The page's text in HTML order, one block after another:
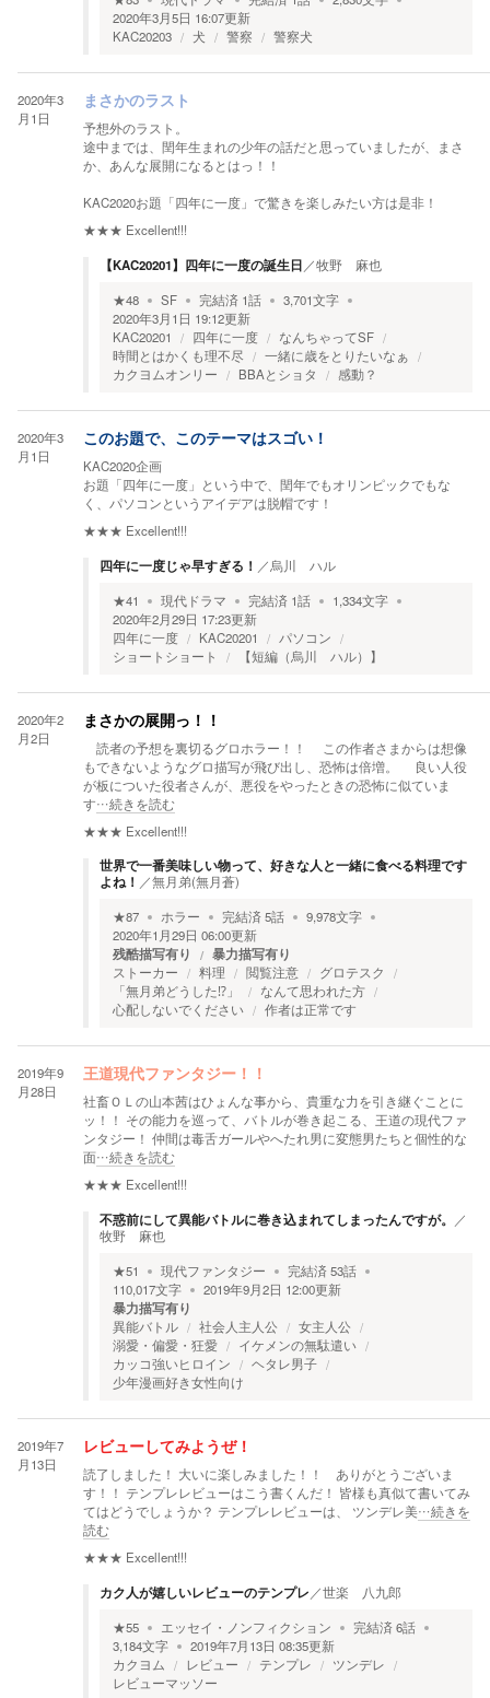
2020年3月5日 16:07更新
KAC20203
犬 警察 警察犬
2020年3
月1日
まさかのラスト
予想外のラスト。
途中までは、閏年生まれの少年の話だと思っていましたが、まさ
か、あんな展開になるとはっ！！
KAC2020お題「四年に一度」で驚きを楽しみたい方は是非！
★★★ Excellent!!!
【KAC20201】四年に一度の誕生日 ／牧野 麻也
★48 SF 完結済 1話 3,701文字
2020年3月1日 19:12更新
KAC20201
四年に一度
なんちゃってSF
時間とはかくも理不尽
一緒に歳をとりたいなぁ
カクヨムオンリー
BBAとショタ 感動？
2020年3
月1日
このお題で、このテーマはスゴい！
KAC2020企画
お題「四年に一度」という中で、閏年でもオリンピックでもな
く、パソコンというアイデアは脱帽です！
★★★ Excellent!!!
四年に一度じゃ早すぎる！ ／烏川 ハル
★41 現代ドラマ 完結済 1話 1,334文字
2020年2月29日 17:23更新
四年に一度
KAC20201
パソコン
ショートショート
【短編（烏川 ハル）】
2020年2
月2日
まさかの展開っ！！
読者の予想を裏切るグロホラー！！ この作者さまからは想像
もできないようなグロ描写が飛び出し、恐怖は倍増。 良い人役
が板についた役者さんが、悪役をやったときの恐怖に似ていま
す…続きを読む
★★★ Excellent!!!
世界で一番美味しい物って、好きな人と一緒に食べる料理です
よね！ ／無月弟(無月蒼)
★87 ホラー 完結済5話 9,978文字
2020年1月29日 06:00更新
残酷描写有り 暴力描写有り
ストーカー 料理 閲覧注意
グロテスク
「無月弟どうした⁉」
なんて思われた方
心配しないでください
作者は正常です
2019年9
月28日
王道現代ファンタジー！！
社畜ＯＬの山本茜はひょんな事から、貴重な力を引き継ぐことに
ッ！！ その能力を巡って、バトルが巻き起こる、王道の現代ファ
ンタジー！ 仲間は毒舌ガールやへたれ男に変態男たちと個性的な
面…続きを読む
★★★ Excellent!!!
不惑前にして異能バトルに巻き込まれてしまったんですが。
／
牧野 麻也
★51 現代ファンタジー 完結済53話
110,017文字 2019年9月2日 12:00更新
暴力描写有り
異能バトル 社会人主人公
女主人公
溺愛・偏愛・狂愛
イケメンの無駄遣い
カッコ強いヒロイン
ヘタレ男子
少年漫画好き女性向け
2019年7
月13日
レビューしてみようぜ！
読了しました！ 大いに楽しみました！！ ありがとうございま
す！！ テンプレレビューはこう書くんだ！ 皆様も真似て書いてみ
てはどうでしょうか？ テンプレレビューは、 ツンデレ美…続きを
読む
★★★ Excellent!!!
カク人が嬉しいレビューのテンプレ ／世楽 八九郎
★55 エッセイ・ノンフィクション 完結済6話
3,184文字 2019年7月13日 08:35更新
カクヨム
レビュー テンプレ
ツンデレ
レビューマッソー